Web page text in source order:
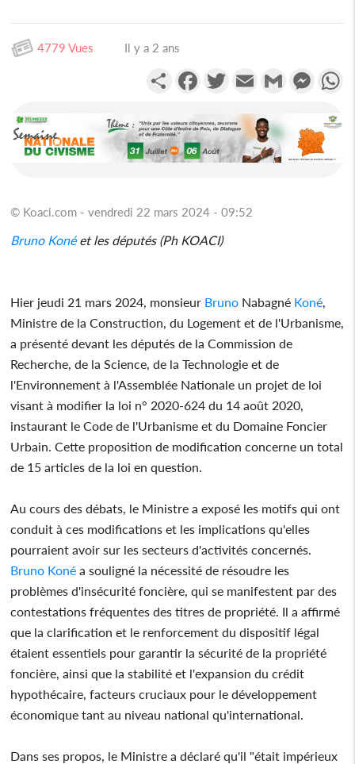
4779 Vues Il y a 2 ans
PartagerFacebookTwitterEmail Gmail
© Koaci.com - vendredi 22 mars 2024 - 09:52
Bruno Konéet les députés (Ph KOACI)
Hier jeudi 21 mars 2024, monsieur Bruno Nabagné Koné,
Ministre de la Construction, du Logement et de l'Urbanisme,
a présenté devant les députés de la Commission de
Recherche, de la Science, de la Technologie et de
l'Environnement à l'Assemblée Nationale un projet de loi
visant à modifier la loi n° 2020-624 du 14 août 2020,
instaurant le Code de l'Urbanisme et du Domaine Foncier
Urbain. Cette proposition de modification concerne un total
de 15 articles de la loi en question.
Au cours des débats, le Ministre a exposé les motifs qui ont
conduit à ces modifications et les implications qu'elles
pourraient avoir sur les secteurs d'activités concernés.
Bruno Koné a souligné la nécessité de résoudre les
problèmes d'insécurité foncière, qui se manifestent par des
contestations fréquentes des titres de propriété. Il a affirmé
que la clarification et le renforcement du dispositif légal
étaient essentiels pour garantir la sécurité de la propriété
foncière, ainsi que la stabilité et l'expansion du crédit
hypothécaire, facteurs cruciaux pour le développement
économique tant au niveau national qu'international.
Dans ses propos, le Ministre a déclaré qu'il "était impérieux